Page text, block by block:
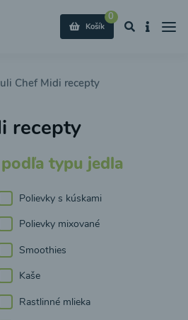
0
Košík
Chef Midi recepty
recepty
typu jedla
Polievky s kúskami
Polievky mixované
Smoothies
Kaše
Rastlinné mlieka